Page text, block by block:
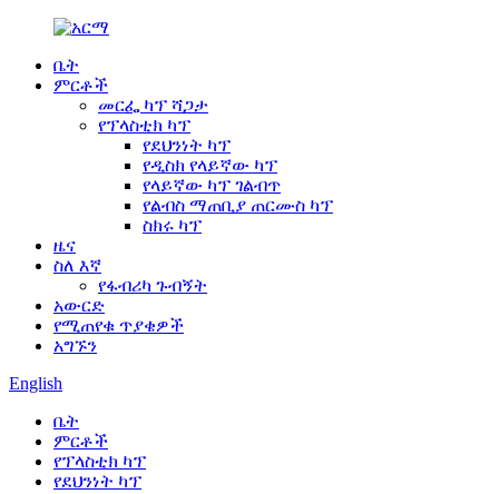
ቤት
ምርቶች
መርፌ ካፕ ሻጋታ
የፕላስቲክ ካፕ
የደህንነት ካፕ
የዲስክ የላይኛው ካፕ
የላይኛው ካፕ ገልብጥ
የልብስ ማጠቢያ ጠርሙስ ካፕ
ስክሩ ካፕ
ዜና
ስለ እኛ
የፋብሪካ ጉብኝት
አውርድ
የሚጠየቁ ጥያቄዎች
አግኙን
English
ቤት
ምርቶች
የፕላስቲክ ካፕ
የደህንነት ካፕ